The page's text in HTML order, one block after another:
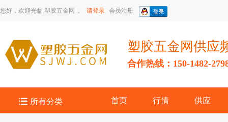
您好，欢迎光临 塑胶五金网 。 请登录 会员注册
塑胶五金网供应
合作热线：150-1482-
 所有分类 首页 行情 供应